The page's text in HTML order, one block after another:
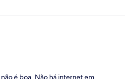
é boa. Não há internet em